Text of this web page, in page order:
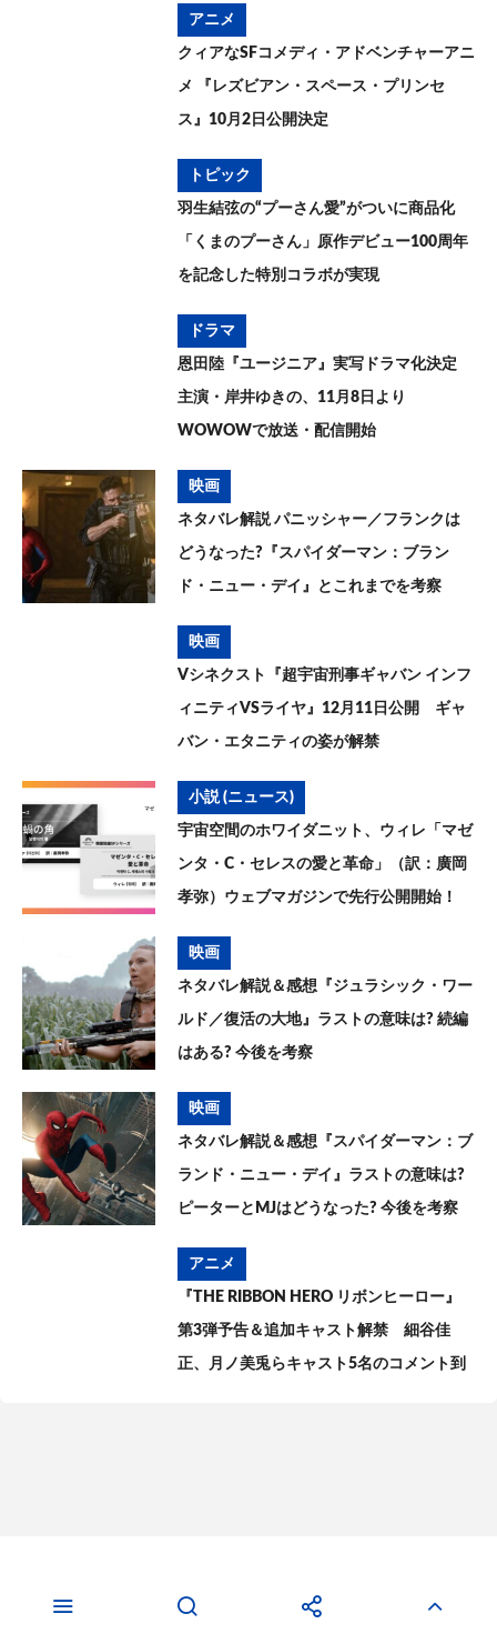
アニメ
クィアなSFコメディ・アドベンチャーアニ
メ 『レズビアン・スペース・プリンセ
ス』10月2日公開決定
トピック
羽生結弦の“プーさん愛”がついに商品化
「くまのプーさん」原作デビュー100周年
を記念した特別コラボが実現
ドラマ
恩田陸『ユージニア』実写ドラマ化決定
主演・岸井ゆきの、11月8日より
WOWOWで放送・配信開始
映画
ネタバレ解説 パニッシャー／フランクは
どうなった?『スパイダーマン：ブラン
ド・ニュー・デイ』とこれまでを考察
映画
Vシネクスト『超宇宙刑事ギャバン インフ
ィニティVSライヤ』12月11日公開 ギャ
バン・エタニティの姿が解禁
小説 (ニュース)
宇宙空間のホワイダニット、ウィレ「マゼ
ンタ・C・セレスの愛と革命」（訳：廣岡
孝弥）ウェブマガジンで先行公開開始！
映画
ネタバレ解説＆感想『ジュラシック・ワー
ルド／復活の大地』ラストの意味は? 続編
はある? 今後を考察
映画
ネタバレ解説＆感想『スパイダーマン：ブ
ランド・ニュー・デイ』ラストの意味は?
ピーターとMJはどうなった? 今後を考察
アニメ
『THE RIBBON HERO リボンヒーロー』
第3弾予告＆追加キャスト解禁 細谷佳
正、月ノ美兎らキャスト5名のコメント到
Movie American Comics Novels